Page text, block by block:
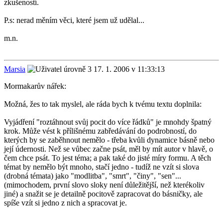
zkušeností.
P.s: nerad měním věci, které jsem už udělal...
m.n.
Marsia
17. 1. 2006 v 11:33:13
Mormakarův nářek:
Možná, žes to tak myslel, ale ráda bych k tvému textu doplnila:
Vyjádření "roztáhnout svůj pocit do více řádků" je mnohdy špatný
krok. Může vést k přílišnému zabředávání do podrobností, do
kterých by se zaběhnout nemělo - třeba kvůli dynamice básně nebo
její údernosti. Než se vůbec začne psát, měl by mít autor v hlavě, o
čem chce psát. To jest téma; a pak také do jisté míry formu. A těch
témat by nemělo být mnoho, stačí jedno - tudíž ne vzít si slova
(drobná témata) jako "modlitba", "smrt", "činy", "sen"...
(mimochodem, první slovo sloky není důležitější, než kterékoliv
jiné) a snažit se je detailně pocitově zapracovat do básničky, ale
spíše vzít si jedno z nich a spracovat je.